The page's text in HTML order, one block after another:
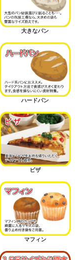
大きなパン
ハードパン
ピザ
マフィン